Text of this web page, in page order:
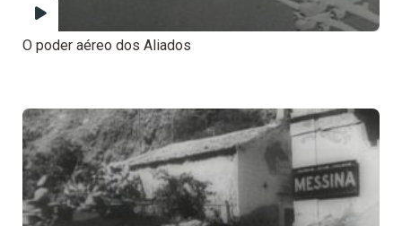
O poder aéreo dos Aliados